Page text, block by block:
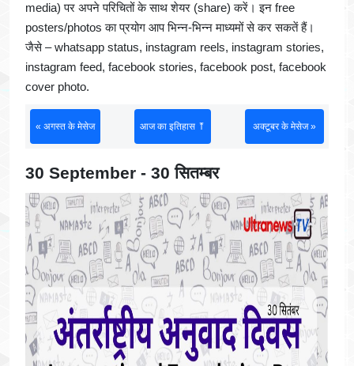
media) पर अपने परिचितों के साथ शेयर (share) करें। इन free
posters/photos का प्रयोग आप भिन्न-भिन्न माध्यमों से कर सकतें हैं।
जैसे – whatsapp status, instagram reels, instagram stories,
instagram feed, facebook stories, facebook post, facebook
cover photo.
« अगस्त के मेसेज आज का इतिहास ⤒ अक्टूबर के मेसेज »
30 September - 30 सितम्बर